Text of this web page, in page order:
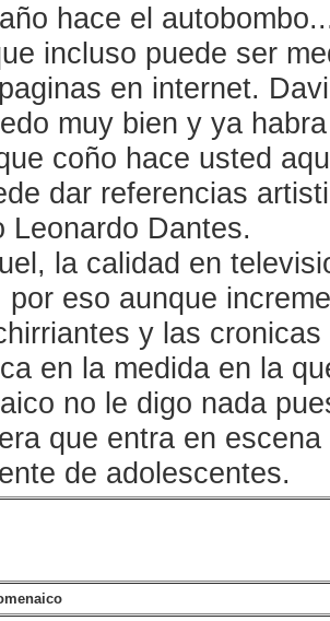
hace el
incluso puede ser
en internet.
muy bien y ya
coño hace usted
dar referencias
Leonardo Dantes.
la calidad en
por eso aunque
y las
en la medida en la
no le digo nada
que entra en
de adolescentes.